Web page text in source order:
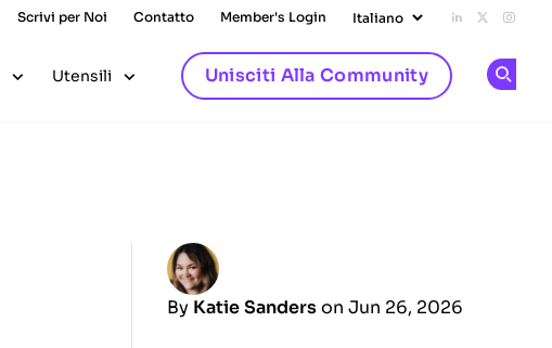
Scrivi per Noi Contatto Member's Login Add us on
Follow
Utensili Unisciti Alla Community
By Katie Sanders on Jun 26, 2026